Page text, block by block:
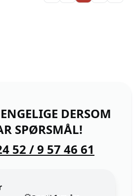
DERSOM
SPØRSMÅL!
52 / 9 57 46 61